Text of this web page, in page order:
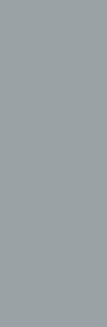
verwenden
eine sogenannte
eine eindeutige
aus einer
und
zugeordnet
gespeichert
besuchten
individuellen
von anderen
enthalten,
Internetbrowser
wiedererkannt
den Nutzern
Services
Setzung nicht
Informationen
im Sinne
Cookies
erwähnt, die
ist es, den